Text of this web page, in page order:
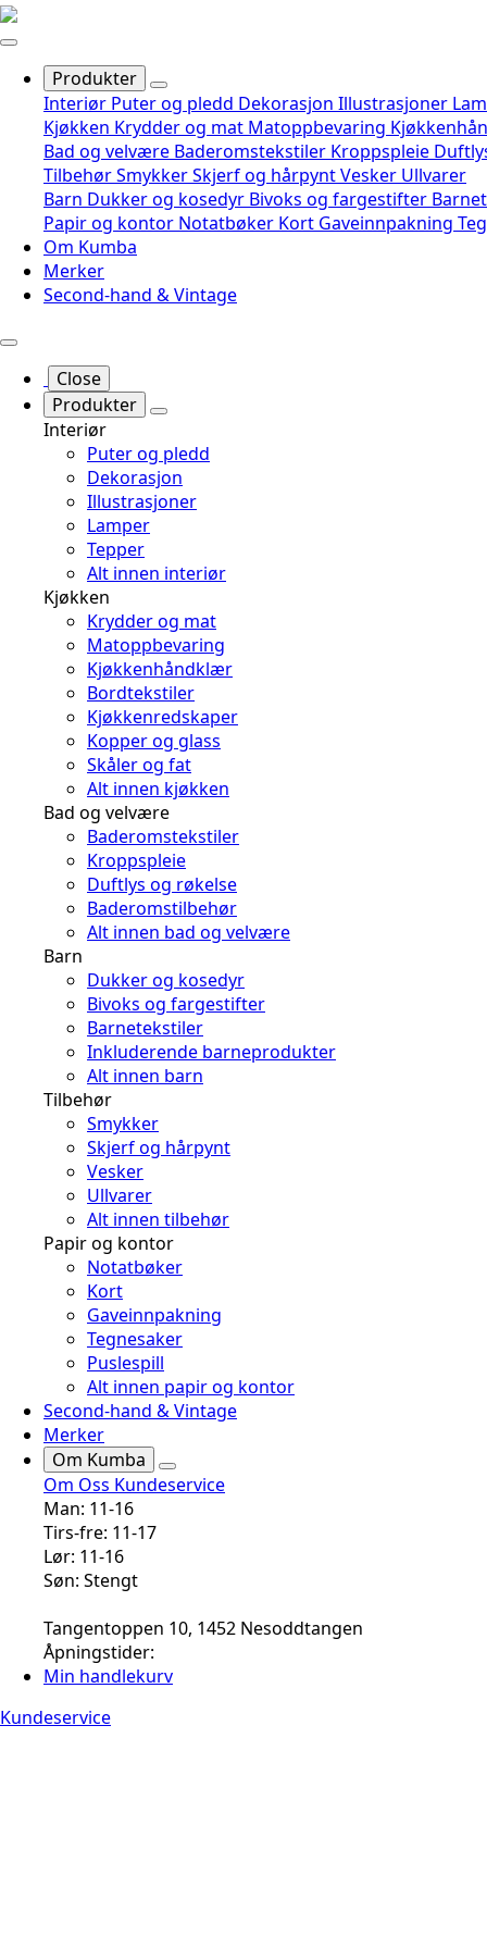
Produkter
Interiør Puter og pledd Dekorasjon Illustrasjoner
Kjøkken Krydder og mat Matoppbevaring
Bad og velvære Baderomstekstiler Kroppspleie
TilbehørSmykkerSkjerf og hårpyntVesker Ullvarer
Barn Dukker og kosedyr Bivoks og fargestifter
Papir og kontor Notatbøker Kort Gaveinnpakning
Om Kumba
Merker
Second-hand & Vintage
Close
Produkter
Interiør
Puter og pledd
Dekorasjon
Illustrasjoner
Lamper
Tepper
Alt innen interiør
Kjøkken
Krydder og mat
Matoppbevaring
Kjøkkenhåndklær
Bordtekstiler
Kjøkkenredskaper
Kopper og glass
Skåler og fat
Alt innen kjøkken
Bad og velvære
Baderomstekstiler
Kroppspleie
Duftlys og røkelse
Baderomstilbehør
Alt innen bad og velvære
Barn
Dukker og kosedyr
Bivoks og fargestifter
Barnetekstiler
Inkluderende barneprodukter
Alt innen barn
Tilbehør
Smykker
Skjerf og hårpynt
Vesker
Ullvarer
Alt innen tilbehør
Papir og kontor
Notatbøker
Kort
Gaveinnpakning
Tegnesaker
Puslespill
Alt innen papir og kontor
Second-hand & Vintage
Merker
Om Kumba
Om Oss Kundeservice
Man: 11-16
Tirs-fre: 11-17
Lør: 11-16
Søn: Stengt
Tangentoppen 10, 1452 Nesoddtangen
Åpningstider:
Min handlekurv
Kundeservice